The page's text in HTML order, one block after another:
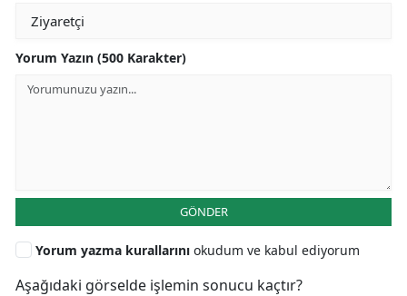
Yorum Yazın (500 Karakter)
GÖNDER
Yorum yazma kurallarını okudum ve kabul ediyorum
Aşağıdaki görselde işlemin sonucu kaçtır?